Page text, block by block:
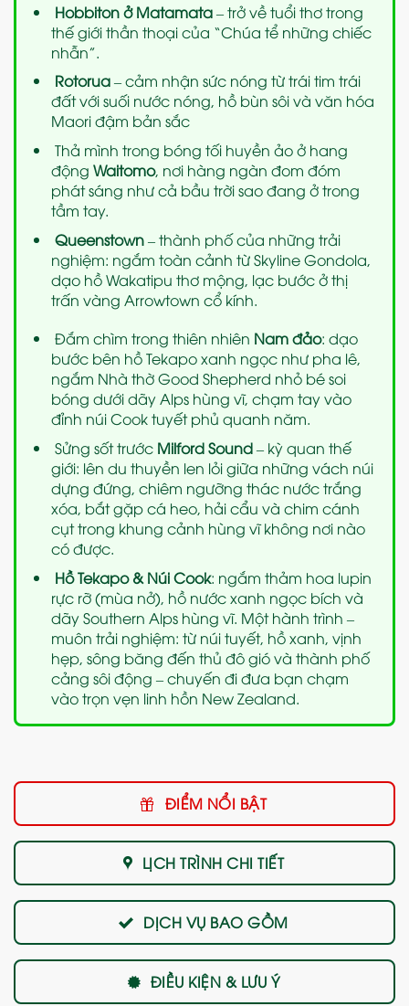
Hobbiton ở Matamata– trở về tuổi thơ trong
thế giới thần thoại của “Chúa tể những chiếc
nhẫn”.
Rotorua– cảm nhận sức nóng từ trái tim trái
đất với suối nước nóng, hồ bùn sôi và văn hóa
Maori đậm bản sắc
Thả mình trong bóng tối huyền ảo ở hang
động Waitomo, nơi hàng ngàn đom đóm
phát sáng như cả bầu trời sao đang ở trong
tầm tay.
Queenstown– thành phố của những trải
nghiệm: ngắm toàn cảnh từ Skyline Gondola,
dạo hồ Wakatipu thơ mộng, lạc bước ở thị
trấn vàng Arrowtown cổ kính.
Đắm chìm trong thiên nhiên Nam đảo: dạo
bước bên hồ Tekapo xanh ngọc như pha lê,
ngắm Nhà thờ Good Shepherd nhỏ bé soi
bóng dưới dãy Alps hùng vĩ, chạm tay vào
đỉnh núi Cook tuyết phủ quanh năm.
Sửng sốt trước Milford Sound– kỳ quan thế
giới: lên du thuyền len lỏi giữa những vách núi
dựng đứng, chiêm ngưỡng thác nước trắng
xóa, bắt gặp cá heo, hải cẩu và chim cánh
cụt trong khung cảnh hùng vĩ không nơi nào
có được.
Hồ Tekapo & Núi Cook: ngắm thảm hoa lupin
rực rỡ (mùa nở), hồ nước xanh ngọc bích và
dãy Southern Alps hùng vĩ. Một hành trình –
muôn trải nghiệm: từ núi tuyết, hồ xanh, vịnh
hẹp, sông băng đến thủ đô gió và thành phố
cảng sôi động – chuyến đi đưa bạn chạm
vào trọn vẹn linh hồn New Zealand.
ĐIỂM NỔI BẬT
LỊCH TRÌNH CHI TIẾT
DỊCH VỤ BAO GỒM
ĐIỀU KIỆN & LƯU Ý